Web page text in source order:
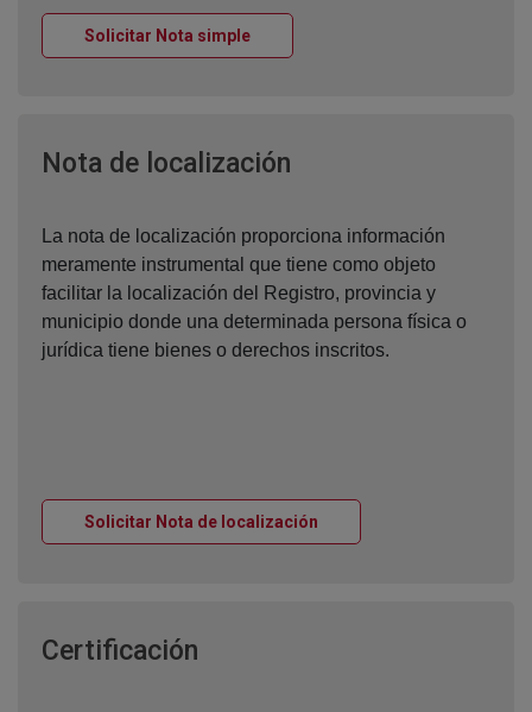
Solicitar Nota simpleVentana nueva
Nota de localización
La nota de localización proporciona información
meramente instrumental que tiene como objeto
facilitar la localización del Registro, provincia y
municipio donde una determinada persona física o
jurídica tiene bienes o derechos inscritos.
Solicitar Nota de localización
Certificación